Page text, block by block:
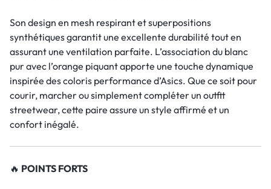
Son design en mesh respirant et superpositions
synthétiques garantit une excellente durabilité tout en
assurant une ventilation parfaite. L’association du blanc
pur avec l’orange piquant apporte une touche dynamique
inspirée des coloris performance d’Asics. Que ce soit pour
courir, marcher ou simplement compléter un outfit
streetwear, cette paire assure un style affirmé et un
confort inégalé.
🔥 POINTS FORTS